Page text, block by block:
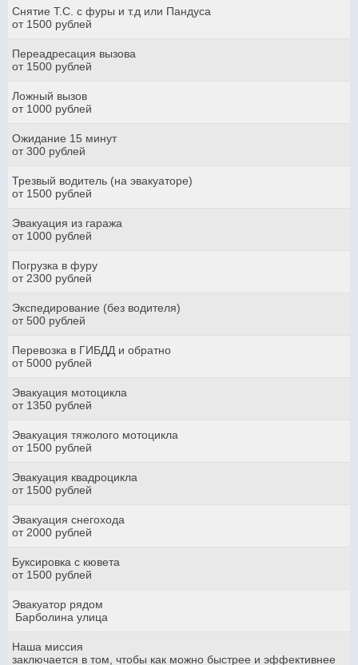
Снятие Т.С. с фуры и т.д или Пандуса
от 1500 рублей
Переадресация вызова
от 1500 рублей
Ложный вызов
от 1000 рублей
Ожидание 15 минут
от 300 рублей
Трезвый водитель (на эвакуаторе)
от 1500 рублей
Эвакуация из гаража
от 1000 рублей
Погрузка в фуру
от 2300 рублей
Экспедирование (без водителя)
от 500 рублей
Перевозка в ГИБДД и обратно
от 5000 рублей
Эвакуация мотоцикла
от 1350 рублей
Эвакуация тяжолого мотоцикла
от 1500 рублей
Эвакуация квадроцикла
от 1500 рублей
Эвакуация снегохода
от 2000 рублей
Буксировка с кювета
от 1500 рублей
Эвакуатор рядом
Барболина улица
Наша миссия
заключается в том, чтобы как можно быстрее и эффективнее